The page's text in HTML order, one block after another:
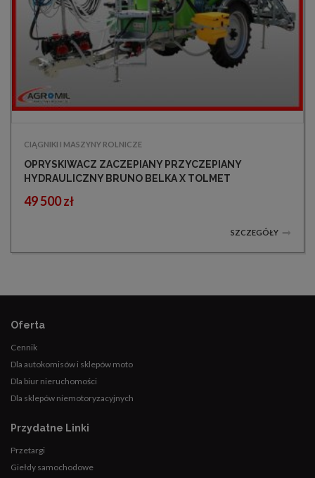
CIĄGNIKI I MASZYNY ROLNICZE
OPRYSKIWACZ ZACZEPIANY PRZYCZEPIANY
HYDRAULICZNY BRUNO BELKA X TOLMET
49 500 zł
SZCZEGÓŁY
Oferta
Cennik
Dla autokomisów i sklepów moto
Dla biur nieruchomości
Dla sklepów niemotoryzacyjnych
Przydatne Linki
Przetargi
Giełdy samochodowe